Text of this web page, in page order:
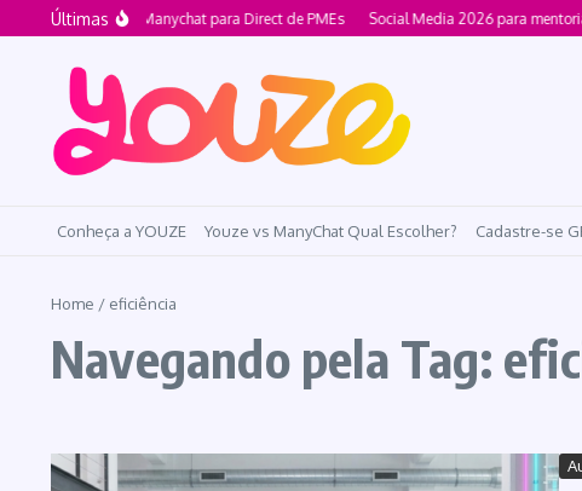
Ir para o conteúdo
Últimas
Alternativa ao Manychat para Direct de PMEs Social Media 2026 para
Conheça a YOUZE Youze vs ManyChat Qual Escolher? Cadastre-se
Home / eficiência
Navegando pela Tag: